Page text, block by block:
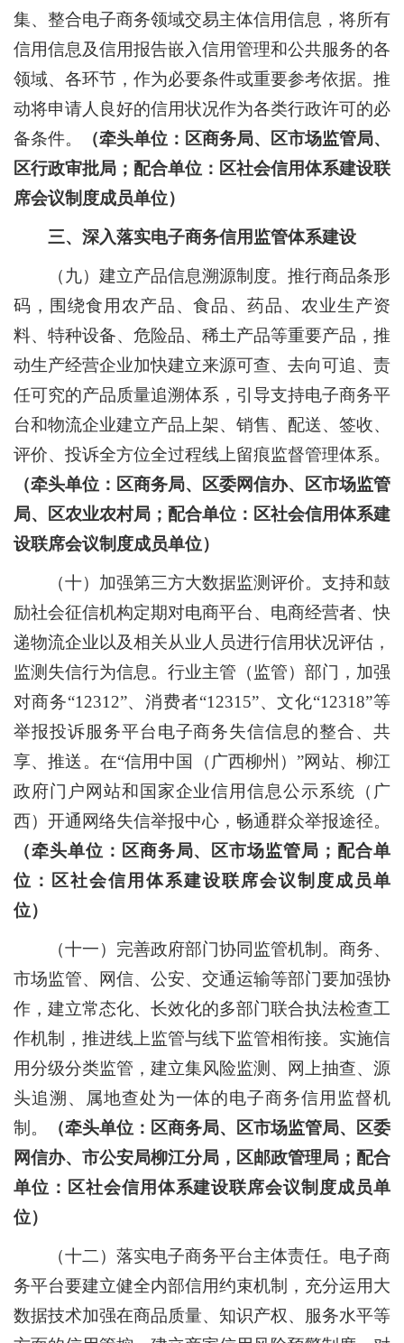
集、整合电子商务领域交易主体信用信息，将所有
信用信息及信用报告嵌入信用管理和公共服务的各
领域、各环节，作为必要条件或重要参考依据。推
动将申请人良好的信用状况作为各类行政许可的必
备条件。
（牵头单位：区商务局、区市场监管局、
区行政审批局；配合单位：区社会信用体系建设联
席会议制度成员单位）
三、深入落实电子商务信用监管体系建设
（九）建立产品信息溯源制度。 推行商品条形
码，围绕食用农产品、食品、药品、农业生产资
料、特种设备、危险品、稀土产品等重要产品，推
动生产经营企业加快建立来源可查、去向可追、责
任可究的产品质量追溯体系，引导支持电子商务平
台和物流企业建立产品上架、销售、配送、签收、
评价、投诉全方位全过程线上留痕监督管理体系。
（牵头单位：区商务局、区委网信办、区市场监管
局、区农业农村局；配合单位：区社会信用体系建
设联席会议制度成员单位）
（十）加强第三方大数据监测评价。 支持和鼓
励社会征信机构定期对电商平台、电商经营者、快
递物流企业以及相关从业人员进行信用状况评估，
监测失信行为信息。行业主管（监管）部门，加强
对商务“12312”、消费者“12315”、文化“12318”等
举报投诉服务平台电子商务失信信息的整合、共
享、推送。在“信用中国（广西柳州）”网站、柳江
政府门户网站和国家企业信用信息公示系统（广
西）开通网络失信举报中心，畅通群众举报途径。
（牵头单位：区商务局、区市场监管局；配合单
位：区社会信用体系建设联席会议制度成员单
位）
（十一）完善政府部门协同监管机制。 商务、
市场监管、网信、公安、交通运输等部门要加强协
作，建立常态化、长效化的多部门联合执法检查工
作机制，推进线上监管与线下监管相衔接。实施信
用分级分类监管，建立集风险监测、网上抽查、源
头追溯、属地查处为一体的电子商务信用监督机
制。
（牵头单位：区商务局、区市场监管局、区委
网信办、市公安局柳江分局，区邮政管理局；配合
单位：区社会信用体系建设联席会议制度成员单
位）
（十二）落实电子商务平台主体责任。 电子商
务平台要建立健全内部信用约束机制，充分运用大
数据技术加强在商品质量、知识产权、服务水平等